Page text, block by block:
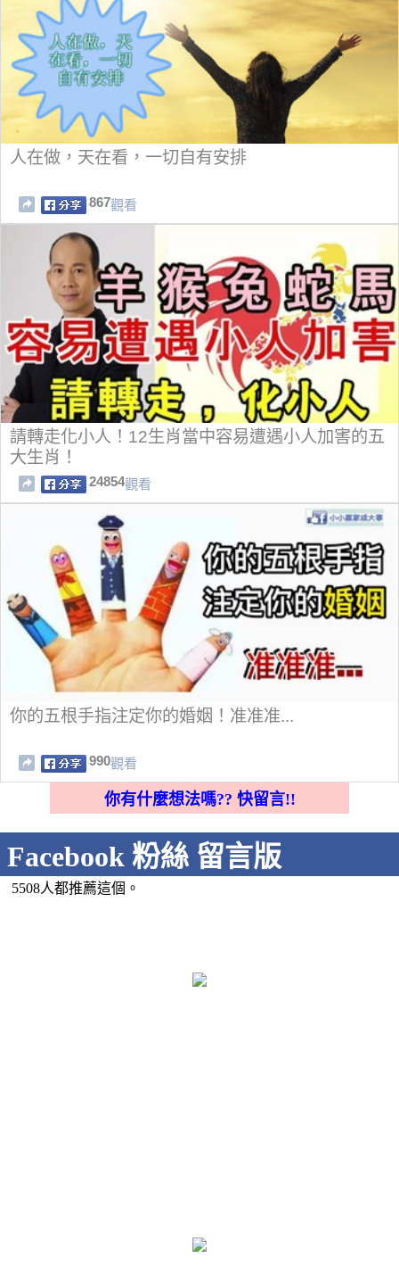
人在做，天在看，一切自有安排
867觀看
請轉走化小人！12生肖當中容易遭遇小人加害的五
大生肖！
24854觀看
你的五根手指注定你的婚姻！准准准...
990觀看
你有什麼想法嗎?? 快留言!!
Facebook 粉絲 留言版
5508人都推薦這個。